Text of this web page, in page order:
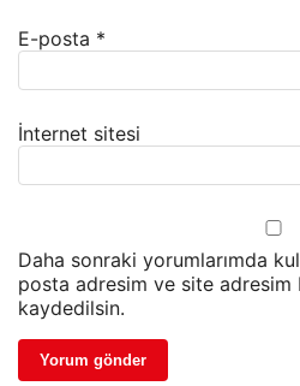
E-posta *
İnternet sitesi
Daha sonraki yorumlarımda
posta adresim ve site adresim
kaydedilsin.